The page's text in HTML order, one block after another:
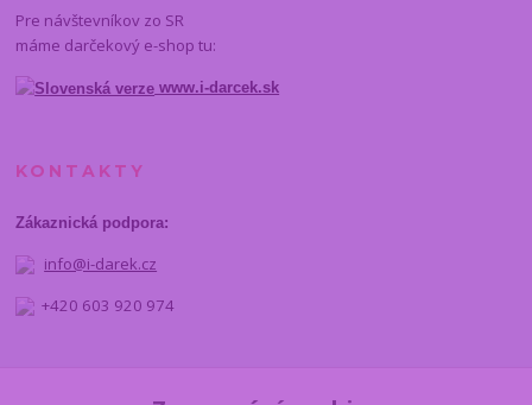
Pre návštevníkov zo SR
máme darčekový e-shop tu:
www.i-darcek.sk
KONTAKTY
Zákaznická podpora:
info@i-darek.cz
+420 603 920 974